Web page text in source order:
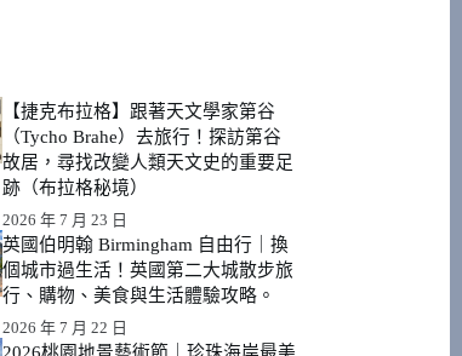
【捷克布拉格】跟著天文學家第谷
（Tycho Brahe）去旅行！探訪第谷
故居，尋找改變人類天文史的重要足
跡（布拉格秘境）
2026 年 7 月 23 日
英國伯明翰 Birmingham 自由行｜換
個城市過生活！英國第二大城散步旅
行、購物、美食與生活體驗攻略。
2026 年 7 月 22 日